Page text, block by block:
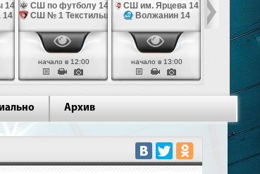
14
СШ по футболу 14
СШ № 1 Текстильщик 14
начало в 12:00
СШ им. Ярцева 14
Волжанин 14
начало в 13:00
Архив